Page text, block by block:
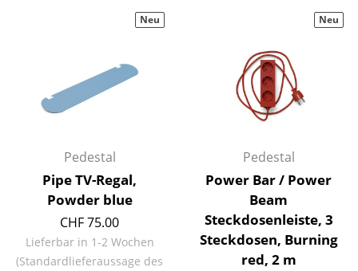
Servierwagen
Einzelteile
... alle Tische
Aufbewahren
Regale & Schränke
Bücherregale
Pedestal
Pipe TV-Regal,
Powder blue
CHF 75.00
Lieferbar in 1-2 Wochen
(Standardlieferaussage des
Neu
Pedestal
Power Bar / Power
Beam
Steckdosenleiste, 3
Steckdosen, Burning
red, 2 m
Neu